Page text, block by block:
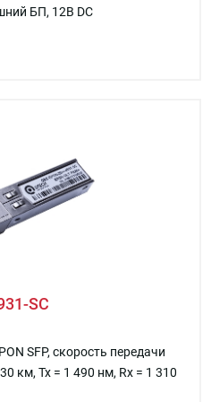
БП, 12В DC
SC
SFP, скорость передачи
км, Tx = 1 490 нм, Rx = 1 310